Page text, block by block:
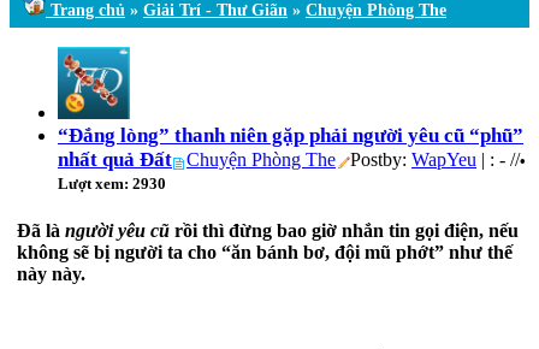
Trang chủ » Giải Trí - Thư Giãn » Chuyện Phòng The
“Đắng lòng” thanh niên gặp phải người yêu cũ “phũ”
nhất quả Đất
Chuyện Phòng The Postby: WapYeu | : - //•
Lượt xem: 2930
Đã là người yêu cũ rồi thì đừng bao giờ nhắn tin gọi điện, nếu
không sẽ bị người ta cho “ăn bánh bơ, đội mũ phớt” như thế
này này.